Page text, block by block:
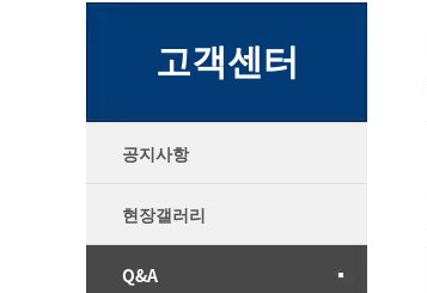
고객센터
공지사항
현장갤러리
Q&A